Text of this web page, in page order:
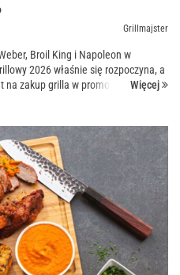
Grillmajster
Broil King i Napoleon w
2026 właśnie się rozpoczyna, a
na zakup grilla w promocyjnej cenie.
Więcej